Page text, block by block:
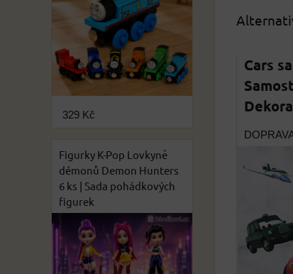
Cars
329 Kč
Figurky K-Pop Lovkyně
démonů Demon Hunters
6 ks | Sada pohádkových
figurek